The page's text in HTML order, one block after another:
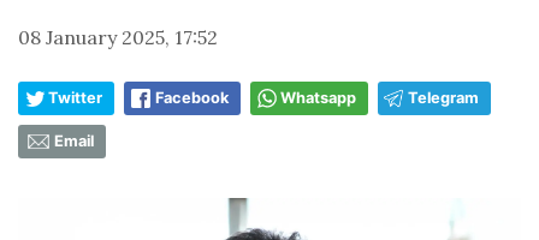
08 January 2025, 17:52
Twitter Facebook Whatsapp Telegram
Email